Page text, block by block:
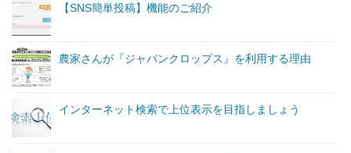
【SNS簡単投稿】機能のご紹介
農家さんが『ジャパンクロップス』を利用する理由
インターネット検索で上位表示を目指しましょう